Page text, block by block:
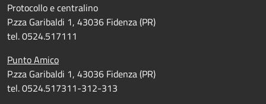
Protocollo e centralino
P.zza Garibaldi 1, 43036 Fidenza (PR)
tel. 0524.517111
Punto Amico
P.zza Garibaldi 1, 43036 Fidenza (PR)
tel. 0524.517311-312-313